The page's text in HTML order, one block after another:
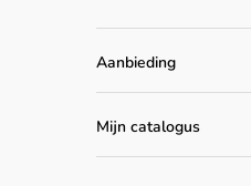
Aanbieding
Mijn catalogus